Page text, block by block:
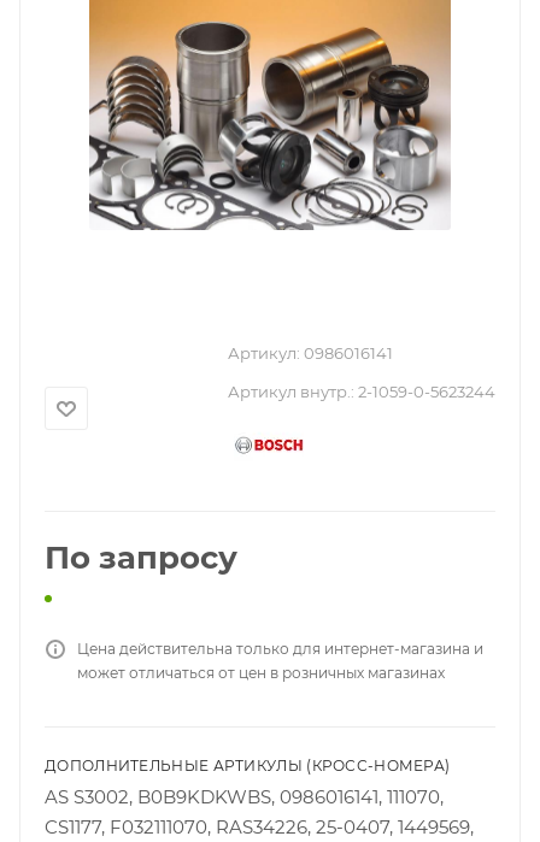
Артикул: 0986016141
Артикул внутр.: 2-1059-0-5623244
По запросу
Цена действительна только для интернет-магазина и
может отличаться от цен в розничных магазинах
ДОПОЛНИТЕЛЬНЫЕ АРТИКУЛЫ (КРОСС-НОМЕРА)
AS S3002, B0B9KDKWBS, 0986016141, 111070,
CS1177, F032111070, RAS34226, 25-0407, 1449569,